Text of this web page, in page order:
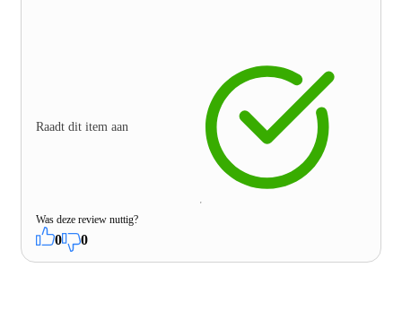
Raadt dit item aan
Was deze review nuttig?
0 0